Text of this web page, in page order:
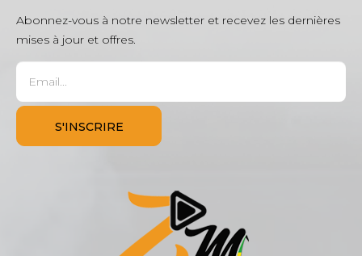
Abonnez-vous à notre newsletter et recevez les dernières
mises à jour et offres.